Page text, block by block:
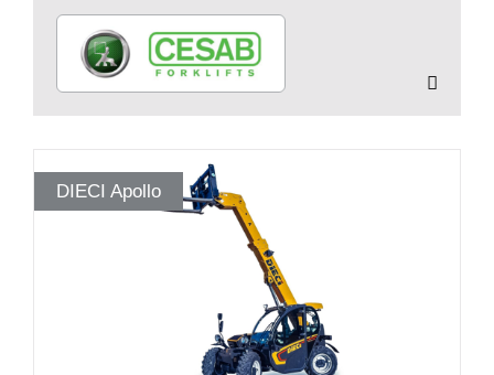
DIECI Apollo